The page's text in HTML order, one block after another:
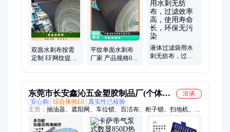
双面水刺布按需
定制 EF网纹提花
平纹单面水刺布
厂家 产品规格0.4
液体过滤袋用水
刺无纺布，过滤
东莞市长安鑫沁五金塑胶制品厂(个体工
商户)
洽谈
安心购
综合体验L0 真实性已核验
主营： 抽油器、遮阳网、车位锁、百洁布、柜子锁、扫地机、压
线钳、控制板、尖头铲、通风管、切削液、电控箱、风筝线、隔
膜泵、防鸟袋、开发板、激光笔、喷火枪、洒水壶、配电箱、手